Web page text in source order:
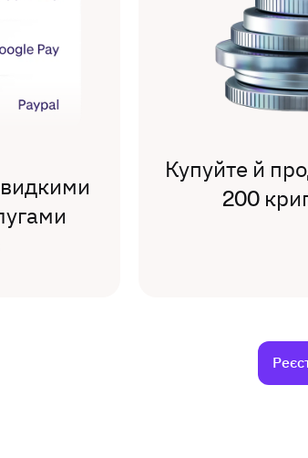
Купуйте й
200